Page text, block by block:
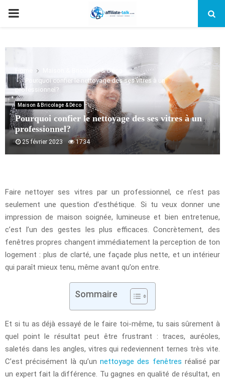
PRIMARY
Maison & Bricolage & Déco
Pourquoi confier le nettoyage des ses vitres à un
professionnel?
Maison & Bricolage & Déco
Pourquoi confier le nettoyage des ses vitres à un
professionnel?
25 février 2023 1734
Faire nettoyer ses vitres par un professionnel, ce n’est pas
seulement une question d’esthétique. Si tu veux donner une
impression de maison soignée, lumineuse et bien entretenue,
c’est l’un des gestes les plus efficaces. Concrètement, des
fenêtres propres changent immédiatement la perception de ton
logement : plus de clarté, une façade plus nette, et un intérieur
qui paraît mieux tenu, même avant qu’on entre.
Sommaire
Et si tu as déjà essayé de le faire toi-même, tu sais sûrement à
quel point le résultat peut être frustrant : traces, auréoles,
saletés dans les angles, vitres qui redeviennent ternes très vite.
C’est précisément là qu’un nettoyage des fenêtres réalisé par
un expert fait la différence. Tu gagnes en qualité de résultat, en